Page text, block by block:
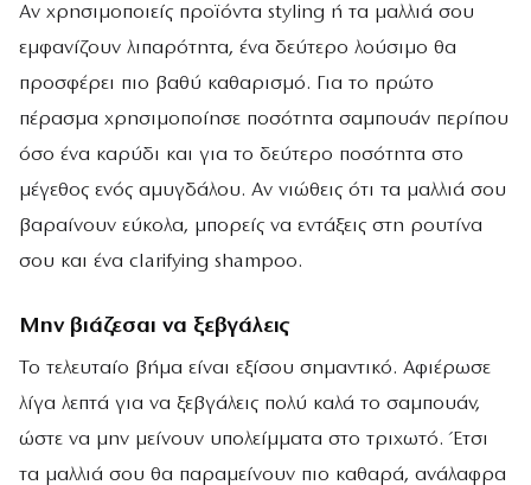
Αν χρησιμοποιείς προϊόντα styling ή τα μαλλιά σου
εμφανίζουν λιπαρότητα, ένα δεύτερο λούσιμο θα
προσφέρει πιο βαθύ καθαρισμό. Για το πρώτο
πέρασμα χρησιμοποίησε ποσότητα σαμπουάν περίπου
όσο ένα καρύδι και για το δεύτερο ποσότητα στο
μέγεθος ενός αμυγδάλου. Αν νιώθεις ότι τα μαλλιά σου
βαραίνουν εύκολα, μπορείς να εντάξεις στη ρουτίνα
σου και ένα clarifying shampoo.
Μην βιάζεσαι να ξεβγάλεις
Το τελευταίο βήμα είναι εξίσου σημαντικό. Αφιέρωσε
λίγα λεπτά για να ξεβγάλεις πολύ καλά το σαμπουάν,
ώστε να μην μείνουν υπολείμματα στο τριχωτό. Έτσι
τα μαλλιά σου θα παραμείνουν πιο καθαρά, ανάλαφρα